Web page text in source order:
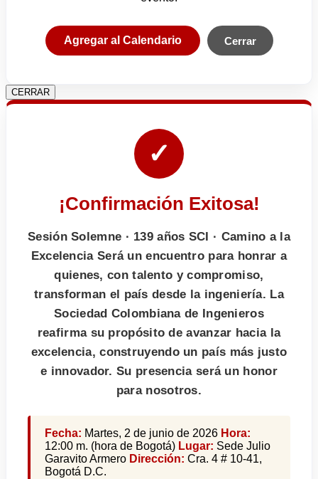
Agregar al Calendario Cerrar
CERRAR
✓
¡Confirmación Exitosa!
Sesión Solemne · 139 años SCI · Camino a la
Excelencia Será un encuentro para honrar a
quienes, con talento y compromiso,
transforman el país desde la ingeniería. La
Sociedad Colombiana de Ingenieros
reafirma su propósito de avanzar hacia la
excelencia, construyendo un país más justo
e innovador. Su presencia será un honor
para nosotros.
Fecha: Martes, 2 de junio de 2026 Hora:
12:00 m. (hora de Bogotá) Lugar: Sede Julio
Garavito Armero Dirección: Cra. 4 # 10-41,
Bogotá D.C.